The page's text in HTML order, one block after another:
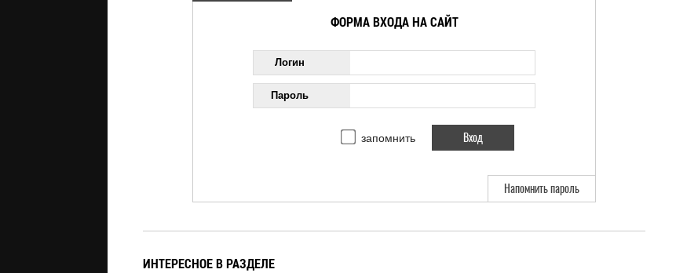
ФОРМА ВХОДА НА САЙТ
Логин
Пароль
запомнить
Напомнить пароль
ИНТЕРЕСНОЕ В РАЗДЕЛЕ